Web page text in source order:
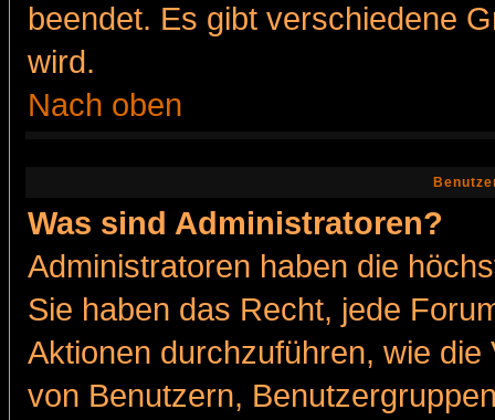
beendet. Es gibt verschiedene
wird.
Nach oben
Was sind Administratoren?
Administratoren haben die
Sie haben das Recht, jede
Aktionen durchzuführen, wie
von Benutzern,